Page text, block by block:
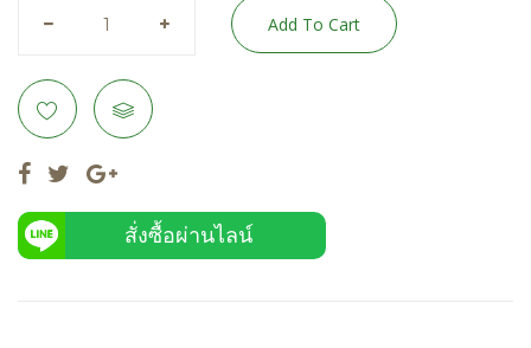
Add To Cart
สั่งซื้อผ่านไลน์